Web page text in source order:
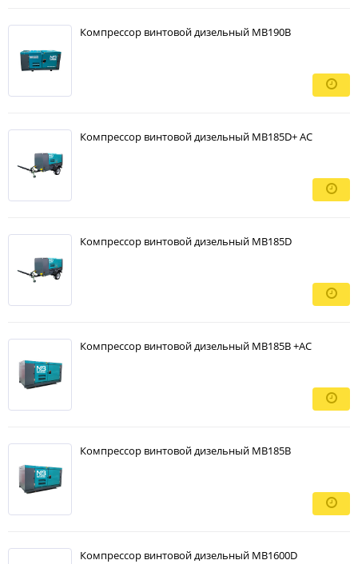
Компрессор винтовой дизельный MB190B
Компрессор винтовой дизельный MB185D+ АС
Компрессор винтовой дизельный MB185D
Компрессор винтовой дизельный MB185B +AC
Компрессор винтовой дизельный MB185B
Компрессор винтовой дизельный MB1600D